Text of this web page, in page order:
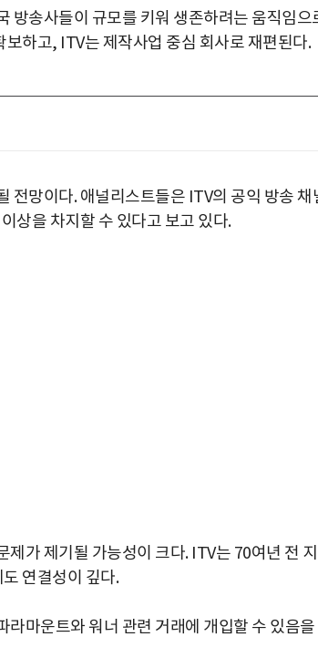
방송사들이 규모를 키워 생존하려는 움직임으
하고, ITV는 제작사업 중심 회사로 재편된다.
전망이다. 애널리스트들은 ITV의 공익 방송
상을 차지할 수 있다고 보고 있다.
제가 제기될 가능성이 크다. ITV는 70여년 전
연결성이 깊다.
라마운트와 워너 관련 거래에 개입할 수 있음